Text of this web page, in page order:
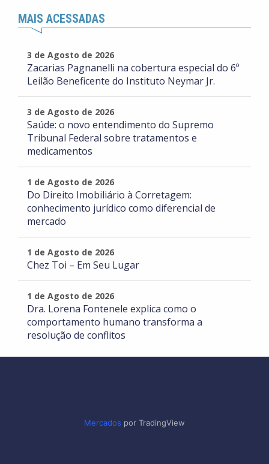
MAIS ACESSADAS
3 de Agosto de 2026
Zacarias Pagnanelli na cobertura especial do 6º
Leilão Beneficente do Instituto Neymar Jr.
3 de Agosto de 2026
Saúde: o novo entendimento do Supremo
Tribunal Federal sobre tratamentos e
medicamentos
1 de Agosto de 2026
Do Direito Imobiliário à Corretagem:
conhecimento jurídico como diferencial de
mercado
1 de Agosto de 2026
Chez Toi – Em Seu Lugar
1 de Agosto de 2026
Dra. Lorena Fontenele explica como o
comportamento humano transforma a
resolução de conflitos
Mercados por TradingView